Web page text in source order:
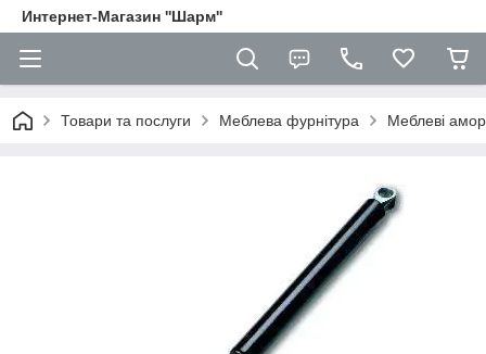
Интернет-Магазин ''Шарм''
Товари та послуги Меблева фурнітура Меблеві